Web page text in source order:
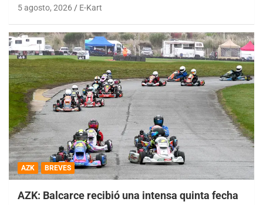
5 agosto, 2026 E-Kart
AZK BREVES
AZK: Balcarce recibió una intensa quinta fecha